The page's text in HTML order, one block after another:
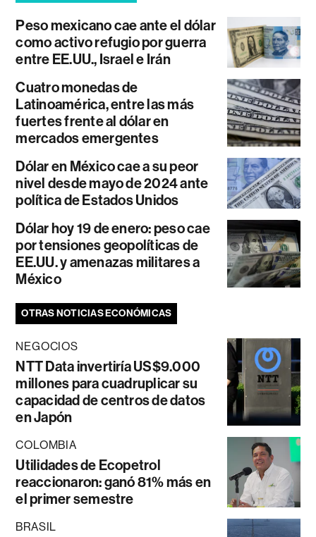
Peso mexicano cae ante el dólar
como activo refugio por guerra
entre EE.UU., Israel e Irán
Cuatro monedas de
Latinoamérica, entre las más
fuertes frente al dólar en
mercados emergentes
Dólar en México cae a su peor
nivel desde mayo de 2024 ante
política de Estados Unidos
Dólar hoy 19 de enero: peso cae
por tensiones geopolíticas de
EE.UU. y amenazas militares a
México
OTRAS NOTICIAS ECONÓMICAS
NEGOCIOS
NTT Data invertiría US$9.000
millones para cuadruplicar su
capacidad de centros de datos
en Japón
COLOMBIA
Utilidades de Ecopetrol
reaccionaron: ganó 81% más en
el primer semestre
BRASIL